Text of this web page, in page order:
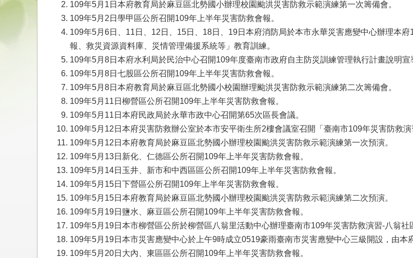
109年5月1日本府教育局於麻豆區北勢國小辦理校園颱洪災害防救示範演練第一次籌備會。
109年5月2日學甲區公所召開109年上半年災害防救會報。
109年5月6日、11日、12日、15日、18日、19日本府消防局於本市永華災害應變中心辦理本
報、救災資源資料庫、災情管理備援系統等」教育訓練。
109年5月8日本府水利局於民治中心召開109年度臺南市政府自主防災訓練管理執行計畫說明宣
109年5月8日七股區公所召開109年上半年災害防救會報。
109年5月8日本府教育局於麻豆區北勢國小校園辦理颱洪災害防救示範演練第二次籌備會。
109年5月11日柳營區公所召開109年上半年災害防救會報。
109年5月11日本府民政局於永華市政中心召開第65次區長會議。
109年5月12日本府災害防救辦公室於本市安平衛生所2樓會議室召開「臺南市109年災害防救演
109年5月12日本府教育局於麻豆區北勢國小辦理校園颱洪災害防救示範演練第一次預演。
109年5月13日新化、仁德區公所召開109年上半年災害防救會報。
109年5月14日玉井、新市和中西區區公所召開109年上半年災害防救會報。
109年5月15日下營區公所召開109年上半年災害防救會報。
109年5月15日本府教育局於麻豆區北勢國小辦理校園颱洪災害防救示範演練第二次預演。
109年5月19日鹽水、麻豆區公所召開109年上半年災害防救會報。
109年5月19日本市柳營區公所於柳營區八翁里活動中心辦理臺南市109年災害防救演習-八翁社
109年5月19日本市災害應變中心於上午9時成立0519豪雨臺南市災害應變中心三級開設，由本
109年5月20日大內、東區區公所召開109年上半年災害防救會報。